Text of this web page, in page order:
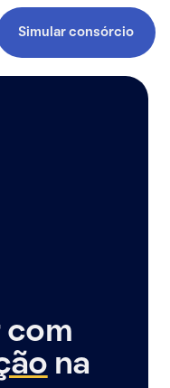
Simular consórcio
com
na